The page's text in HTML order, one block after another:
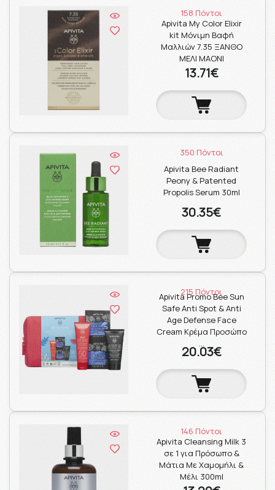
158 Πόντοι
Apivita My Color Elixir
kit Μόνιμη Βαφή
Μαλλιών 7.35 ΞΑΝΘΟ
ΜΕΛΙ ΜΑΟΝΙ
13.71€
350 Πόντοι
Apivita Bee Radiant
Peony & Patented
Propolis Serum 30ml
30.35€
215 Πόντοι
Apivita Promo Bee Sun
Safe Anti Spot & Anti
Age Defense Face
Cream Κρέμα Προσώπο
20.03€
146 Πόντοι
Apivita Cleansing Milk 3
σε 1 για Πρόσωπο &
Μάτια Με Χαμομήλι &
Μέλι 300ml